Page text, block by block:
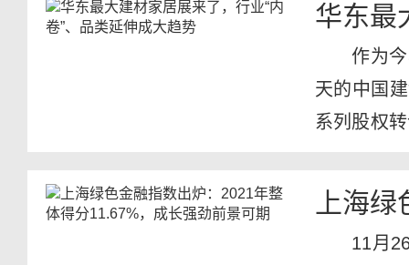
华东最
作为
天的中国
系列股权
上海
11月